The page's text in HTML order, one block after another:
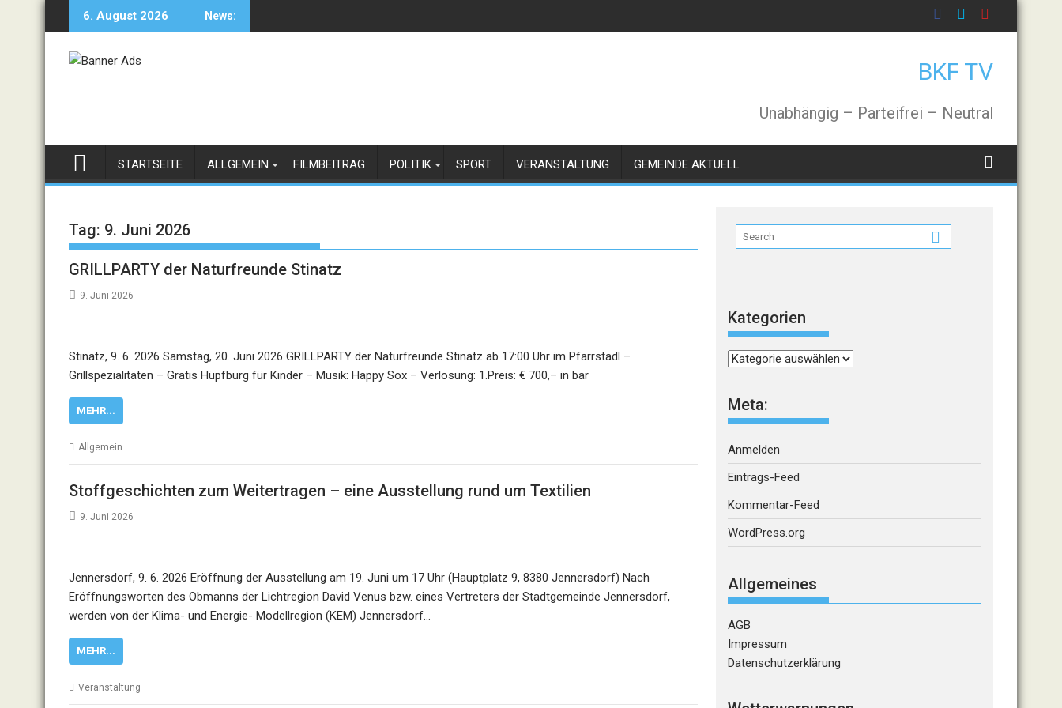
6. August 2026 News:
BKF TV
Unabhängig – Parteifrei – Neutral
STARTSEITE ALLGEMEIN FILMBEITRAG POLITIK SPORT VERANSTALTUNG GEMEINDE AKTUELL
Tag: 9. Juni 2026
GRILLPARTY der Naturfreunde Stinatz
9. Juni 2026
Stinatz, 9. 6. 2026 Samstag, 20. Juni 2026 GRILLPARTY der Naturfreunde Stinatz ab 17:00 Uhr im Pfarrstadl –
Grillspezialitäten – Gratis Hüpfburg für Kinder – Musik: Happy Sox – Verlosung: 1.Preis: € 700,– in bar
MEHR...
Allgemein
Stoffgeschichten zum Weitertragen – eine Ausstellung rund um Textilien
9. Juni 2026
Jennersdorf, 9. 6. 2026 Eröffnung der Ausstellung am 19. Juni um 17 Uhr (Hauptplatz 9, 8380 Jennersdorf) Nach
Eröffnungsworten des Obmanns der Lichtregion David Venus bzw. eines Vertreters der Stadtgemeinde Jennersdorf,
werden von der Klima- und Energie- Modellregion (KEM) Jennersdorf…
MEHR...
Veranstaltung
Kategorien
Kategorien
Meta:
Anmelden
Eintrags-Feed
Kommentar-Feed
WordPress.org
Allgemeines
AGB
Impressum
Datenschutzerklärung